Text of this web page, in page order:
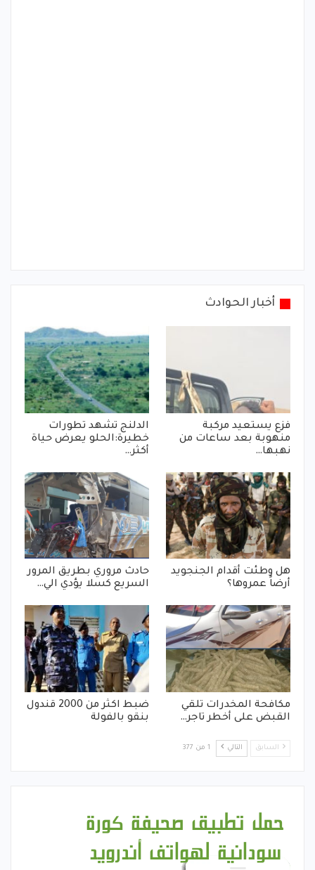
أخبار الحوادث
فزع يستعيد مركبة
منهوبة بعد ساعات من
نهبها…
الدلنج تشهد تطورات
خطيرة:الحلو يعرض حياة
أكثر…
هل وطئت أقدام الجنجويد
أرضاً عمروها؟
حادث مروري بطريق المرور
السريع كسلا يؤدي الي…
مكافحة المخدرات تلقي
القبض على أخطر تاجر…
ضبط اكثر من 2000 قندول
بنقو بالفولة
السابق التالي 1 من 377